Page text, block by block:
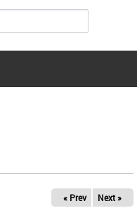
« Prev Next »